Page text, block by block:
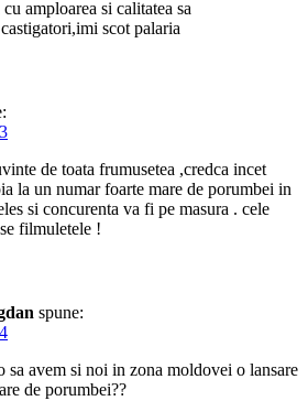
amploarea si calitatea sa
scot palaria
de toata frumusetea ,credca incet
la un numar foarte mare de porumbei in
si concurenta va fi pe masura . cele
filmuletele !
spune:
sa avem si noi in zona moldovei o lansare
de porumbei??